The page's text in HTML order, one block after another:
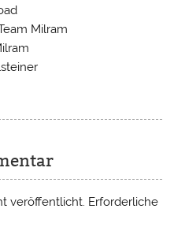
Milram
veröffentlicht. Erforderliche